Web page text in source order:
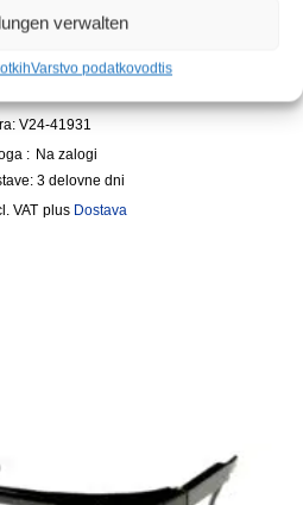
verwalten
Varstvo podatkovodtis
V24-41931
: Na zalogi
3 delovne dni
VAT plus Dostava